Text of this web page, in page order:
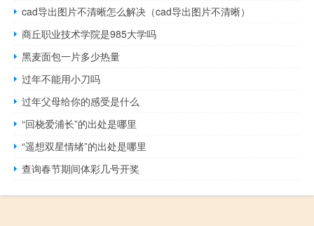
cad导出图片不清晰怎么解决（cad导出图片不清晰）
商丘职业技术学院是985大学吗
黑麦面包一片多少热量
过年不能用小刀吗
过年父母给你的感受是什么
“回桡爱浦长”的出处是哪里
“遥想双星情绪”的出处是哪里
查询春节期间体彩几号开奖